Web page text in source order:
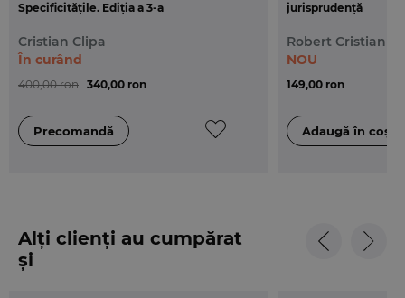
Specificitățile. Ediția a 3-a
Cristian Clipa
400,00 ron 340,00 ron
În curând
jurisprudenţă
Robert Cristian
149,00 ron
NOU
Alți clienți au cumpărat
și